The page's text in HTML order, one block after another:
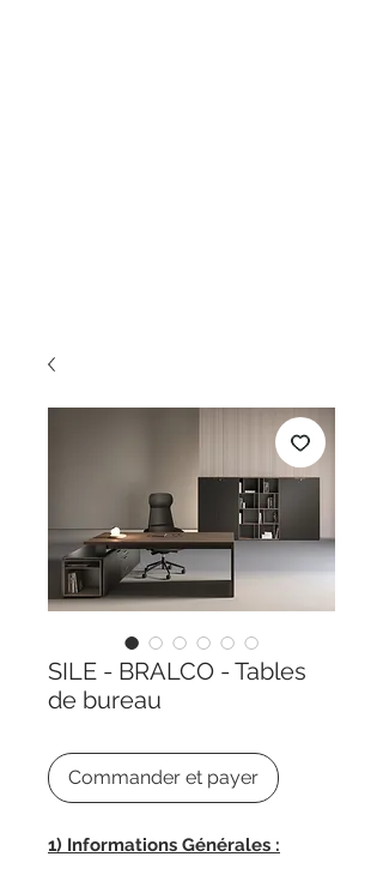
SILE - BRALCO - Tables
de bureau
Commander et payer
1) Informations Générales :